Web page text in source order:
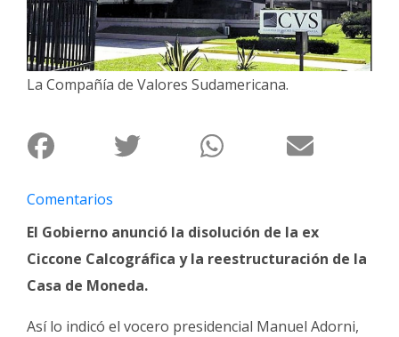
Deportes
Arte
y
Espectáculos
Cartelera
de
Clasificados
Fúnebres
La Compañía de Valores Sudamericana.
Comentarios
El Gobierno anunció la disolución de la ex
Ciccone Calcográfica y la reestructuración de la
Casa de Moneda.
Así lo indicó el vocero presidencial Manuel Adorni,